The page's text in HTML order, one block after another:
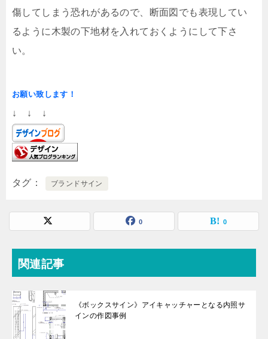
傷してしまう恐れがあるので、断面図でも表現してい
るように木製の下地材を入れておくようにして下さ
い。
お願い致します！
↓ ↓ ↓
タグ ブランドサイン
0 0
関連記事
《ボックスサイン》アイキャッチャーとなる内照サ
インの作図事例